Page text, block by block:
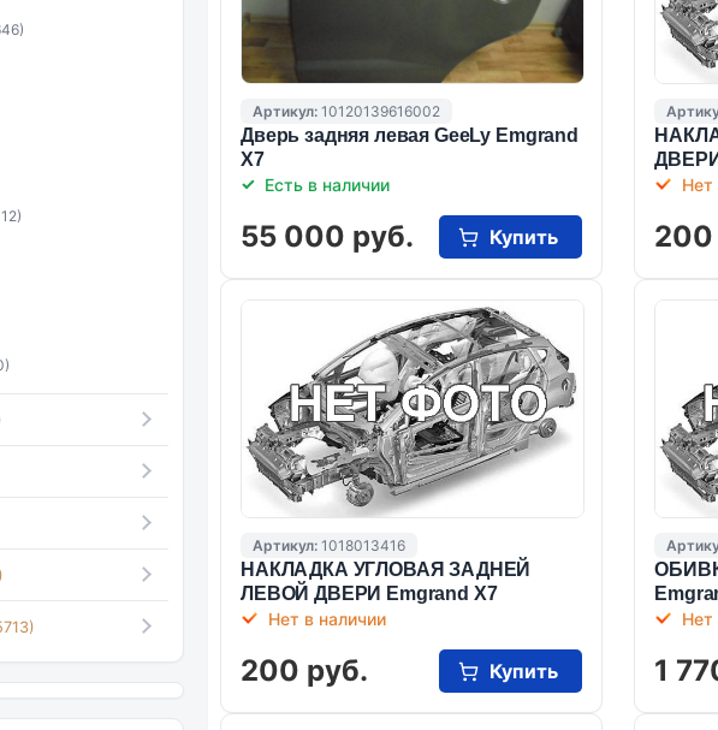
Артикул: 10120139616002
Дверь задняя левая GeeLy Emgrand
X7
Есть в наличии
55 000 руб. Купить
Нет
200
Артикул: 1018013416
НАКЛАДКА УГЛОВАЯ ЗАДНЕЙ
ЛЕВОЙ ДВЕРИ Emgrand X7
Нет в наличии
200 руб. Купить
Нет
1